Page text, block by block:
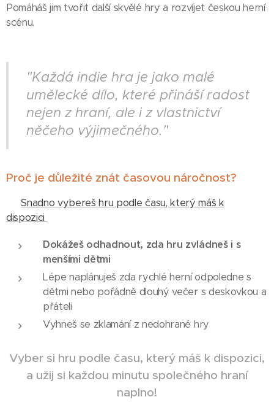
Pomáháš jim tvořit další skvělé hry a rozvíjet českou herní
scénu.
"Každá indie hra je jako malé
umělecké dílo, které přináší radost
nejen z hraní, ale i z vlastnictví
něčeho výjimečného."
Proč je důležité znát časovou náročnost?
⌛Snadno vybereš hru podle času, který máš k
dispozici
Dokážeš odhadnout, zda hru zvládneš i s
menšími dětmi
Lépe naplánuješ zda rychlé herní odpoledne s
dětmi nebo pořádně dlouhý večer s deskovkou a
přáteli
Vyhneš se zklamání z nedohrané hry
Vyber si hru podle času, který máš k dispozici,
a užij si každou minutu společného hraní
naplno!